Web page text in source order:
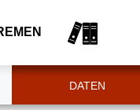
DATEN